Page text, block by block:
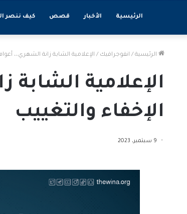
الرئيسية الأخبار قصص كيف ننصر
الرئيسية / انفوجرافيك / الإعلامية الشابة زانة الشهري،،
الإعلامية الشابة
الإخفاء والتغييب
9 سبتمبر، 2023